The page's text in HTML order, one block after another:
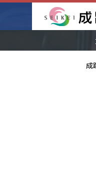
成蹊大学
成